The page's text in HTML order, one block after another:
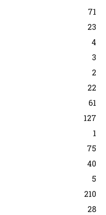
71
23
4
3
2
22
61
127
1
75
40
5
210
28